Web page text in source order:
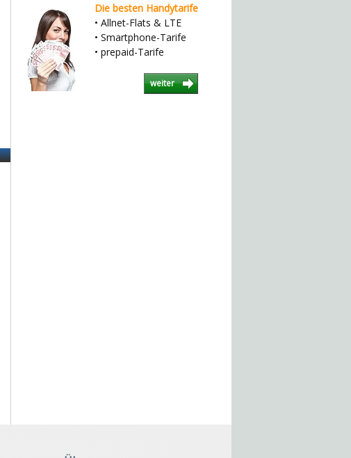
Die besten Handytarife
• Allnet-Flats & LTE
• Smartphone-Tarife
• prepaid-Tarife
weiter